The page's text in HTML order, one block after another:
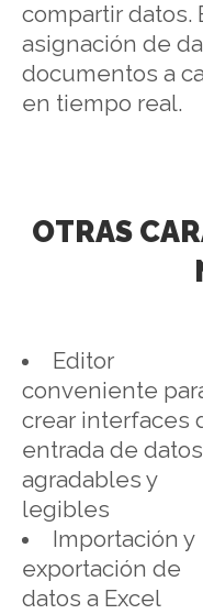
compartir datos.
asignación de
documentos a
en tiempo real.
OTRAS
Editor
conveniente
crear interfaces
entrada de datos
agradables y
legibles
Importación y
exportación de
datos a Excel